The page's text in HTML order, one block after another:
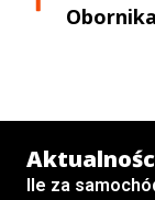
Ile za